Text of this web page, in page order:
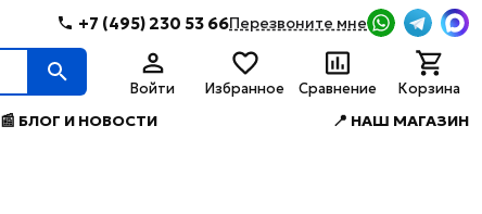
+7 (495) 230 53 66Перезвоните мне
Войти Избранное Сравнение Корзина
📰 БЛОГ И НОВОСТИ 📍 НАШ МАГАЗИН